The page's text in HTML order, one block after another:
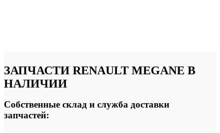
ЗАПЧАСТИ RENAULT MEGANE В
НАЛИЧИИ
Собственные склад и служба доставки
запчастей: